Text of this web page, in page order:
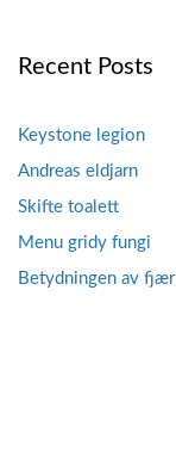
Recent Posts
Keystone legion
Andreas eldjarn
Skifte toalett
Menu gridy fungi
Betydningen av fjær